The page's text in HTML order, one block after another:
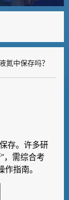
氮中保存吗？
存。许多研
，需综合考
指南。